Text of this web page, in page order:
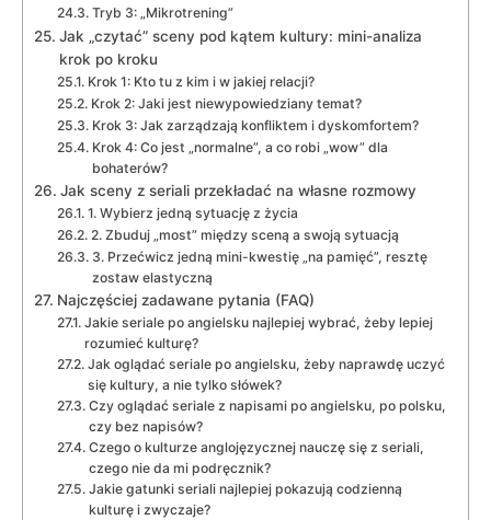
Tryb 3: „Mikrotrening”
Jak „czytać” sceny pod kątem kultury: mini-analiza
krok po kroku
Krok 1: Kto tu z kim i w jakiej relacji?
Krok 2: Jaki jest niewypowiedziany temat?
Krok 3: Jak zarządzają konfliktem i dyskomfortem?
Krok 4: Co jest „normalne”, a co robi „wow” dla
bohaterów?
Jak sceny z seriali przekładać na własne rozmowy
1. Wybierz jedną sytuację z życia
2. Zbuduj „most” między sceną a swoją sytuacją
3. Przećwicz jedną mini-kwestię „na pamięć”, resztę
zostaw elastyczną
Najczęściej zadawane pytania (FAQ)
Jakie seriale po angielsku najlepiej wybrać, żeby lepiej
rozumieć kulturę?
Jak oglądać seriale po angielsku, żeby naprawdę uczyć
się kultury, a nie tylko słówek?
Czy oglądać seriale z napisami po angielsku, po polsku,
czy bez napisów?
Czego o kulturze anglojęzycznej nauczę się z seriali,
czego nie da mi podręcznik?
Jakie gatunki seriali najlepiej pokazują codzienną
kulturę i zwyczaje?